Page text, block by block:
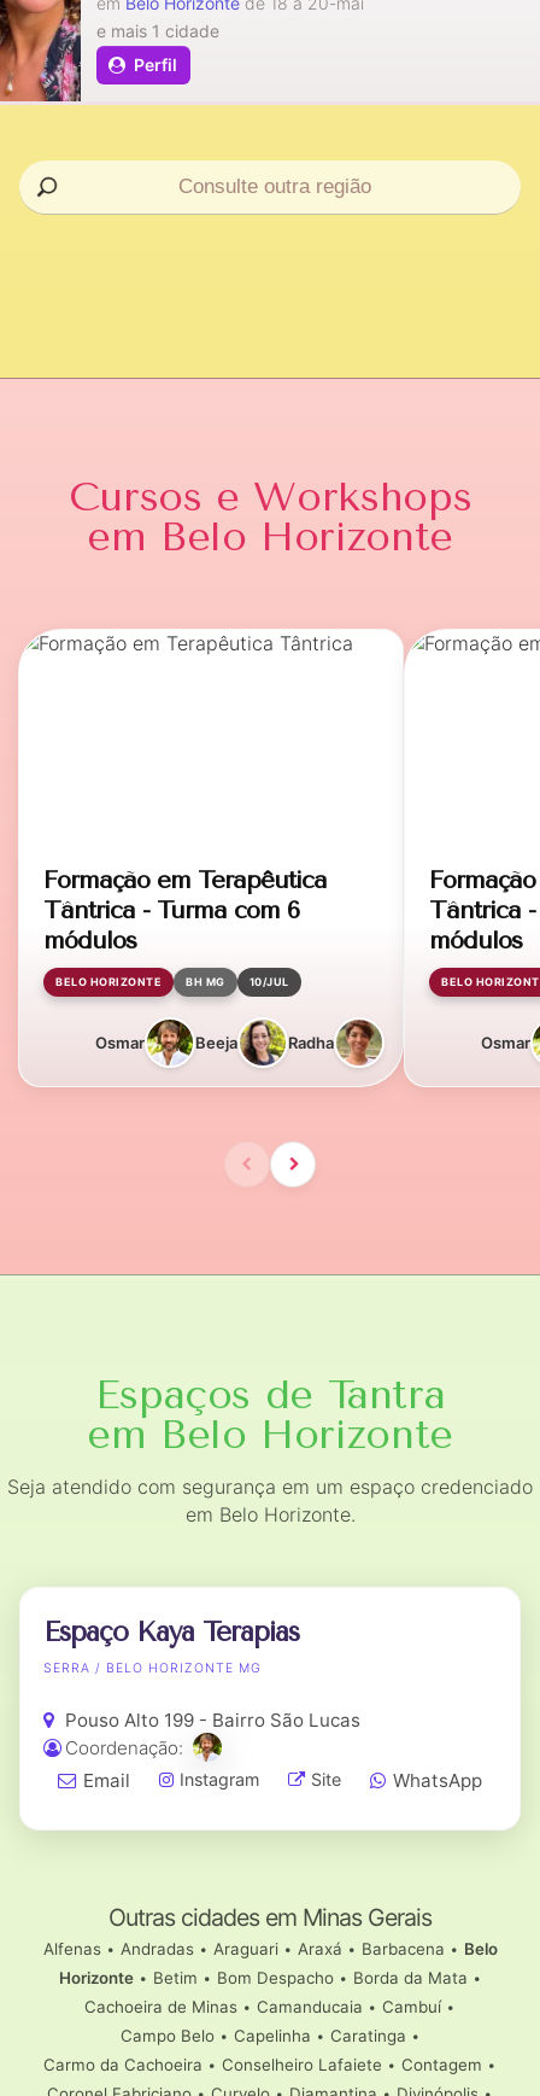
Perfil
e mais 1 cidade
Cursos e Workshops
em Belo Horizonte
Formação em Terapêutica
Tântrica - Turma com 6
módulos
BELO HORIZONTE BH MG 10/JUL
Osmar Beeja Radha
Tântrica
módulos
BELO
Osmar
Espaços de Tantra
em Belo Horizonte
Seja atendido com segurança em um espaço credenciado
em Belo Horizonte.
Espaço Kaya Terapias
SERRA / BELO HORIZONTE MG
Pouso Alto 199 - Bairro São Lucas
Coordenação:
Email
Instagram Site WhatsApp
Outras cidades em Minas Gerais
Alfenas• Andradas• Araguari• Araxá • Barbacena • Belo
Horizonte• Betim • Bom Despacho• Borda da Mata •
Cachoeira de Minas • Camanducaia • Cambuí•
Campo Belo• Capelinha • Caratinga •
Carmo da Cachoeira • Conselheiro Lafaiete • Contagem •